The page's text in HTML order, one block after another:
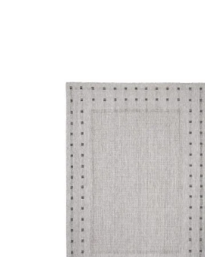
um die grundlegenden
sicheren Log-ins oder das Anpassen
Daten.
es einer Website, Informationen zu
wie zum Beispiel Ihre bevorzugte